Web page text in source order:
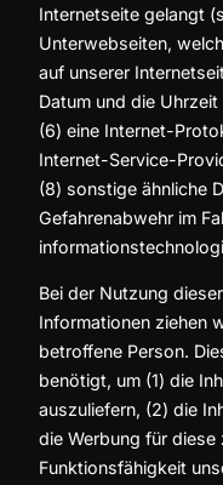
Internetseite gelangt
Unterwebseiten,
auf unserer
Datum und die
(6) eine Internet-
Internet-Service-
(8) sonstige ähnliche
Gefahrenabwehr im
Bei der Nutzung
Informationen ziehen
betroffene Person.
benötigt, um (1) die
auszuliefern, (2) die
die Werbung für
Funktionsfähigkeit